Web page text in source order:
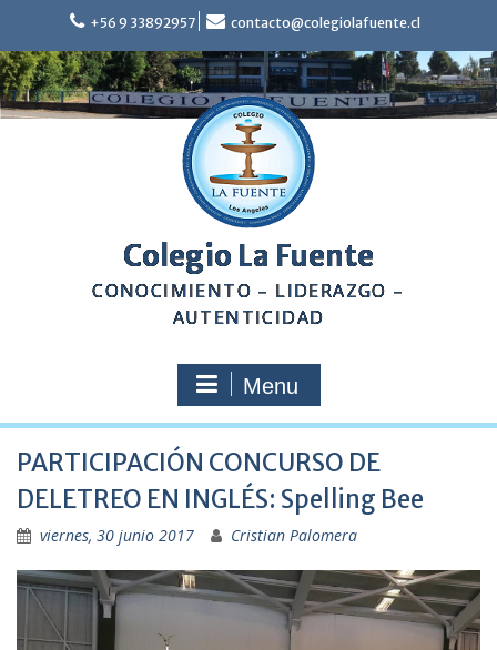
content
+56 9 33892957 contacto@colegiolafuente.cl
Colegio La Fuente
CONOCIMIENTO – LIDERAZGO –
AUTENTICIDAD
Menu
PARTICIPACIÓN CONCURSO DE
DELETREO EN INGLÉS: Spelling Bee
viernes, 30 junio 2017 Cristian Palomera